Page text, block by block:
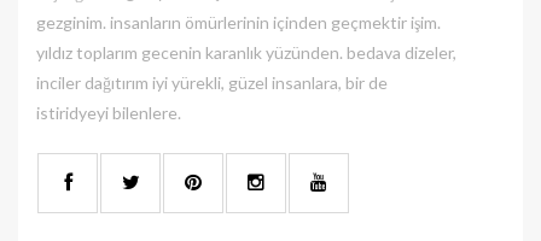
gezginim. insanların ömürlerinin içinden geçmektir işim.
yıldız toplarım gecenin karanlık yüzünden. bedava dizeler,
inciler dağıtırım iyi yürekli, güzel insanlara, bir de
istiridyeyi bilenlere.